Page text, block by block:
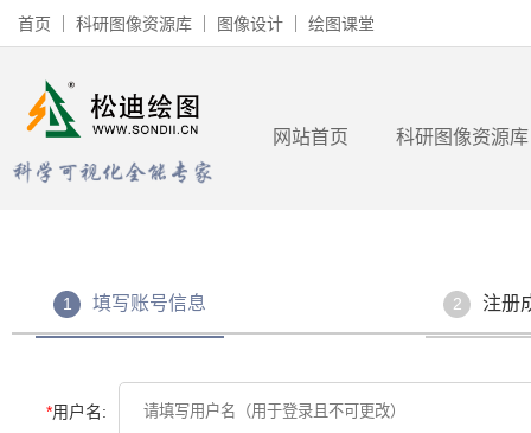
首页 科研图像资源库 图像设计 绘图课堂
网站首页 科研图像资源库
1 填写账号信息 2 注册
*用户名: